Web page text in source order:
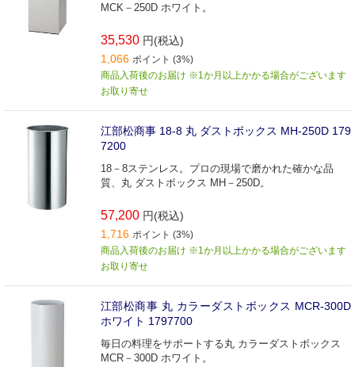
MCK－250D ホワイト。
35,530 円(税込)
1,066 ポイント (3%)
商品入荷後のお届け ※1か月以上かかる場合がございます
お取り寄せ
江部松商事 18-8 丸 ダストボックス MH-250D 179
7200
18－8ステンレス。プロの現場で磨かれた確かな品
質、丸 ダストボックス MH－250D。
57,200 円(税込)
1,716 ポイント (3%)
商品入荷後のお届け ※1か月以上かかる場合がございます
お取り寄せ
江部松商事 丸 カラーダストボックス MCR-300D
ホワイト 1797700
毎日の料理をサポートする丸 カラーダストボックス
MCR－300D ホワイト。